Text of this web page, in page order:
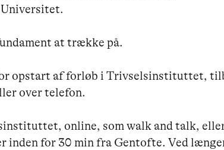
Universitet.
at trække på.
opstart af forløb i Trivselsinstituttet,
over telefon.
online, som walk and talk,
inden for 30 min fra Gentofte. Ved